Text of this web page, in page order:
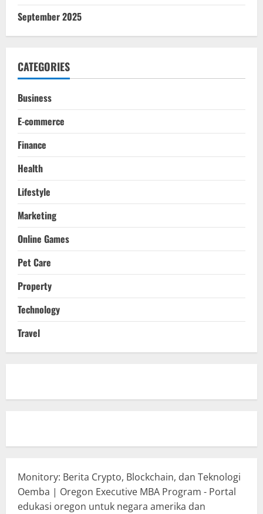
September 2025
CATEGORIES
Business
E-commerce
Finance
Health
Lifestyle
Marketing
Online Games
Pet Care
Property
Technology
Travel
Monitory: Berita Crypto, Blockchain, dan Teknologi
Oemba | Oregon Executive MBA Program - Portal
edukasi oregon untuk negara amerika dan